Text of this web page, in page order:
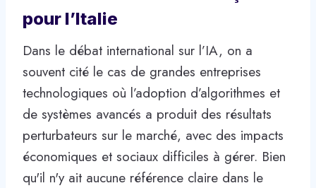
pour l’Italie
Dans le débat international sur l’IA, on a
souvent cité le cas de grandes entreprises
technologiques où l’adoption d’algorithmes et
de systèmes avancés a produit des résultats
perturbateurs sur le marché, avec des impacts
économiques et sociaux difficiles à gérer. Bien
qu'il n'y ait aucune référence claire dans le